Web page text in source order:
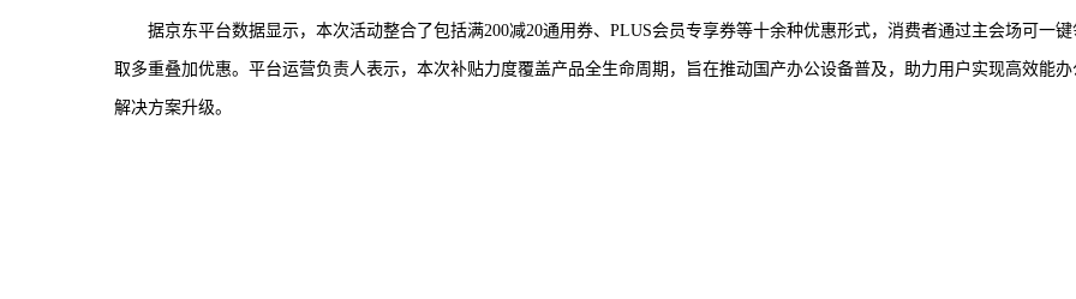
据京东平台数据显示，本次活动整合了包括满200减20通用券、PLUS会员专享券等十余种优惠形式，消费者通过主会场可一键
取多重叠加优惠。平台运营负责人表示，本次补贴力度覆盖产品全生命周期，旨在推动国产办公设备普及，助力用户实现高效能办
解决方案升级。